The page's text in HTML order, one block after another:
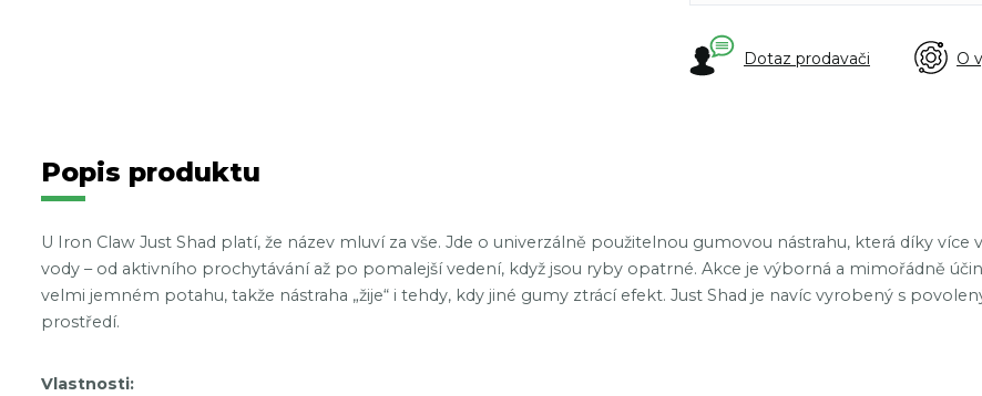
Dotaz prodavači O
Popis produktu
U Iron Claw Just Shad platí, že název mluví za vše. Jde o univerzálně použitelnou gumovou nástrahu, která díky
vody – od aktivního prochytávání až po pomalejší vedení, když jsou ryby opatrné. Akce je výborná a mimořádně
velmi jemném potahu, takže nástraha „žije“ i tehdy, kdy jiné gumy ztrácí efekt. Just Shad je navíc vyrobený s
prostředí.
Vlastnosti: